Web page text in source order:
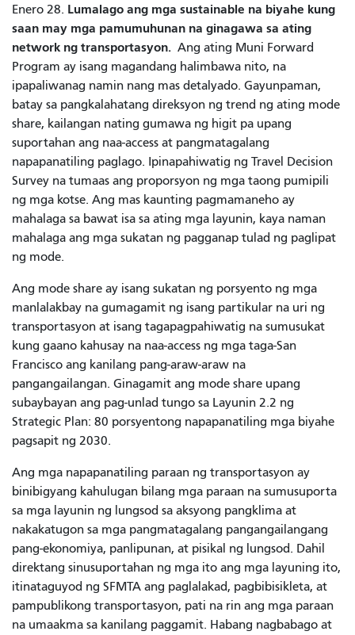
Enero 28. Lumalago ang mga sustainable na biyahe kung
saan may mga pamumuhunan na ginagawa sa ating
network ng transportasyon. Ang ating Muni Forward
Program ay isang magandang halimbawa nito, na
ipapaliwanag namin nang mas detalyado. Gayunpaman,
batay sa pangkalahatang direksyon ng trend ng ating mode
share, kailangan nating gumawa ng higit pa upang
suportahan ang naa-access at pangmatagalang
napapanatiling paglago. Ipinapahiwatig ng Travel Decision
Survey na tumaas ang proporsyon ng mga taong pumipili
ng mga kotse. Ang mas kaunting pagmamaneho ay
mahalaga sa bawat isa sa ating mga layunin, kaya naman
mahalaga ang mga sukatan ng pagganap tulad ng paglipat
ng mode.
Ang mode share ay isang sukatan ng porsyento ng mga
manlalakbay na gumagamit ng isang partikular na uri ng
transportasyon at isang tagapagpahiwatig na sumusukat
kung gaano kahusay na naa-access ng mga taga-San
Francisco ang kanilang pang-araw-araw na
pangangailangan. Ginagamit ang mode share upang
subaybayan ang pag-unlad tungo sa Layunin 2.2 ng
Strategic Plan: 80 porsyentong napapanatiling mga biyahe
pagsapit ng 2030.
Ang mga napapanatiling paraan ng transportasyon ay
binibigyang kahulugan bilang mga paraan na sumusuporta
sa mga layunin ng lungsod sa aksyong pangklima at
nakakatugon sa mga pangmatagalang pangangailangang
pang-ekonomiya, panlipunan, at pisikal ng lungsod. Dahil
direktang sinusuportahan ng mga ito ang mga layuning ito,
itinataguyod ng SFMTA ang paglalakad, pagbibisikleta, at
pampublikong transportasyon, pati na rin ang mga paraan
na umaakma sa kanilang paggamit. Habang nagbabago at